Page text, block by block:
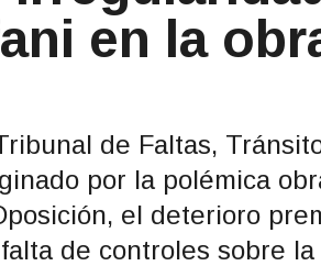
en la
de Faltas,
por la polémica
el deterioro
de controles sobre